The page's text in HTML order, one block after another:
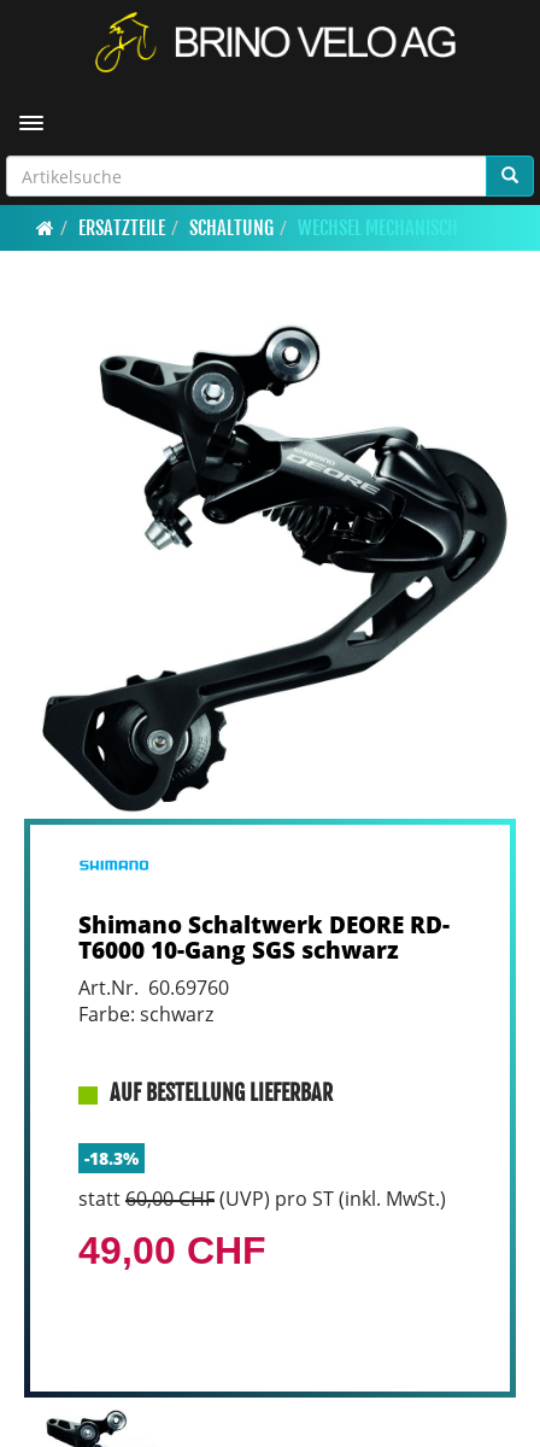
Toggle navigation
ERSATZTEILE SCHALTUNG WECHSEL MECHANISCH
Shimano Schaltwerk DEORE RD-
T6000 10-Gang SGS schwarz
Art.Nr. 60.69760
Farbe: schwarz
AUF BESTELLUNG LIEFERBAR
-18.3%
statt60,00 CHF(UVP) pro ST (inkl. MwSt.)
49,00 CHF